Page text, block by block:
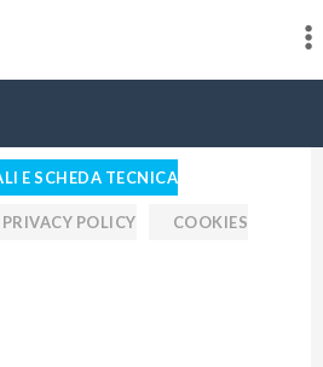
E SCHEDA TECNICA
PRIVACY POLICY COOKIES